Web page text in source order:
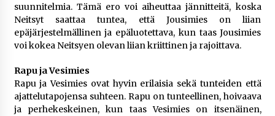
suunnitelmia. Tämä ero voi aiheuttaa jännitteitä, koska
Neitsyt saattaa tuntea, että Jousimies on liian
epäjärjestelmällinen ja epäluotettava, kun taas Jousimies
voi kokea Neitsyen olevan liian kriittinen ja rajoittava.
Rapu ja Vesimies
Rapu ja Vesimies ovat hyvin erilaisia sekä tunteiden että
ajattelutapojensa suhteen. Rapu on tunteellinen, hoivaava
ja perhekeskeinen, kun taas Vesimies on itsenäinen,